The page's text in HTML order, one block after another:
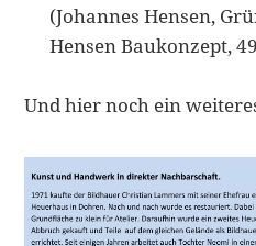
(Johannes Hensen,
Hensen Baukonzept,
Und hier noch ein